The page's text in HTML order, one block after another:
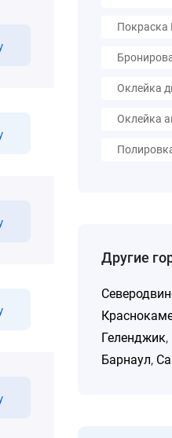
Покраска
Оклейка
Оклейка
Другие
Геленджик,
Барнаул,